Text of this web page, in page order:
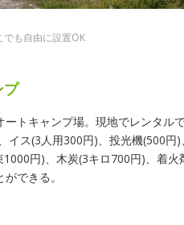
でも自由に設置OK
プ
トキャンプ場。現地でレンタル
イス(3人用300円)、投光機(500円
円)、木炭(3キロ700円)、着
できる。